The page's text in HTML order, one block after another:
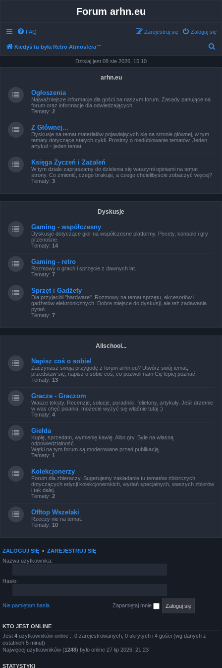
Forum arhn.eu
FAQ Zaloguj się
Zarejestruj się
Kiedyś tu była Retro Atmosfera™
Dzisiaj jest 08 sie 2026, 15:10
arhn.eu
Ogłoszenia
Najważniejsze informacje dla gości na naszym forum. Zasady panujące na
forum oraz informacje dla odwiedzających.
Tematy: 2
Z Głównej...
Dyskusje na temat materiałów pojawiających się na stronie głównej, w tym
tematy dotyczące stałych cykli. Prosimy o niedublowanie tematów. Jeden
artykuł = jeden temat.
Księga Życzeń i Zażaleń
W tym dziale zapraszamy do dzielenia się waszymi opiniami na temat
strony. Co zmienić, czego brakuje, a czego chcielibyście zobaczyć więcej?
Tematy: 3
Dyskusje
Gaming - współczesny
Dyskusje dotyczące gier na współczesne platformy. Pecety, konsole i gry
przenośne.
Tematy: 14
Gaming - retro
Rozmowy o grach i sprzęcie z dawnych lat.
Tematy: 7
Sprzęt i Gadżety
Dla przyjaciół "hardware". Rozmowy na temat sprzętu, akcesoriów i
gadżetów elektronicznych. Dobre miejsce do dyskusji, ale też zadawania
pytań.
Tematy: 7
Allschool...
Napisz coś o sobie!
Zaczynasz swoją przygodę z forum arhn.eu? Utwórz swój temat,
przedstaw się, napisz o sobie coś, co pozwoli nam Cię lepiej poznać.
Tematy: 13
Gracze - Graczom
Wasze teksty. Recenzje, solucje, poradniki, felietony, artykuły. Jeśli drzemie
w was chęć pisania, możecie wyżyć się właśnie tutaj :)
Tematy: 4
Giełda
Kupię, sprzedam, wymienię kawię. Albo gry. Byle na własną
odpowiedzialność.
Wątki na tym forum są moderowane przed publikacją.
Tematy: 1
Kolekcjonerzy
Forum dla zbieraczy. Sugerujemy zakładanie tu tematów zbiorczych
dotyczących edycji kolekcjonerskich, wydań specjalnych, waszych zbiorów
i tak dalej.
Tematy: 2
Offtop Wszelaki
Rzeczy nie na temat.
Tematy: 10
ZALOGUJ SIĘ • ZAREJESTRUJ SIĘ
Nazwa użytkownika:
Hasło:
Nie pamiętam hasła Zapamiętaj mnie
KTO JEST ONLINE
Jest 4 użytkowników online :: 0 zarejestrowanych, 0 ukrytych i 4 gości (wg danych z
ostatnich 5 minut)
Najwięcej użytkowników (1248) było online 27 lip 2026, 21:23
STATYSTYKI